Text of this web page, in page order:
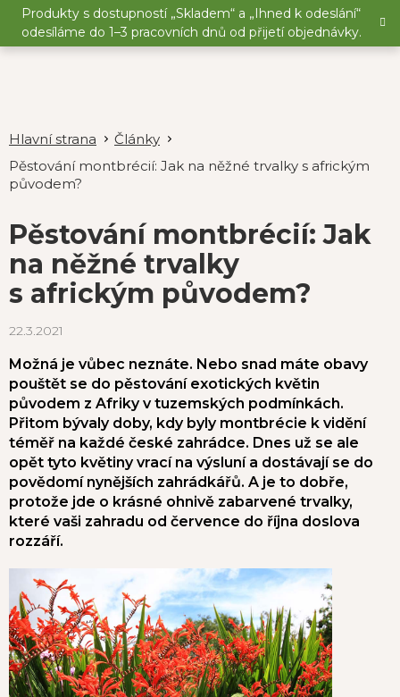
Přejít
obsah
Produkty s dostupností „Skladem“ a „Ihned k odeslání“
odesíláme do 1–3 pracovních dnů od přijetí objednávky.
Články
Pěstování montbrécií: Jak na něžné trvalky s africkým
původem?
Pěstování montbrécií: Jak
na něžné trvalky
s africkým původem?
22.3.2021
Možná je vůbec neznáte. Nebo snad máte obavy
pouštět se do pěstování exotických květin
původem z Afriky v tuzemských podmínkách.
Přitom bývaly doby, kdy byly montbrécie k vidění
téměř na každé české zahrádce. Dnes už se ale
opět tyto květiny vrací na výsluní a dostávají se do
povědomí nynějších zahrádkářů. A je to dobře,
protože jde o krásné ohnivě zabarvené trvalky,
které vaši zahradu od července do října doslova
rozzáří.